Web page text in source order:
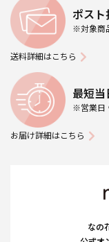
ポス
※対象商
送料詳細はこちら
最短当
※営業日
お届け詳細はこちら
なの